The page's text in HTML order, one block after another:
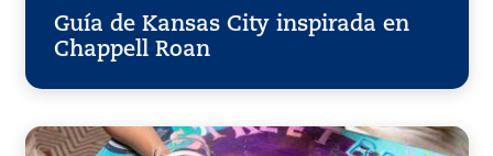
Guía de Kansas City inspirada en
Chappell Roan